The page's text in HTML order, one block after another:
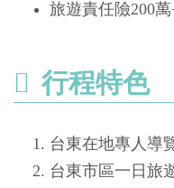
旅遊責任險200
行程特色
台東在地專人導
台東市區一日旅